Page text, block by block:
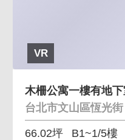
VR
台北市文山區恆光街
66.02坪 B1~1/5樓